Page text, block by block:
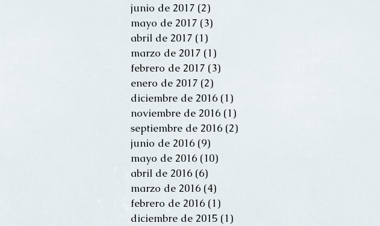
junio de 2017 (2)
mayo de 2017 (3)
abril de 2017 (1)
marzo de 2017 (1)
febrero de 2017 (3)
enero de 2017 (2)
diciembre de 2016 (1)
noviembre de 2016 (1)
septiembre de 2016 (2)
junio de 2016 (9)
mayo de 2016 (10)
abril de 2016 (6)
marzo de 2016 (4)
febrero de 2016 (1)
diciembre de 2015 (1)